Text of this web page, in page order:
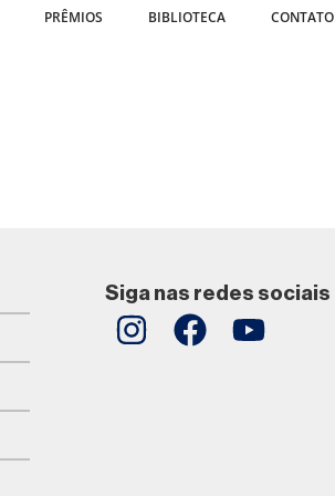
PRÊMIOS BIBLIOTECA CONTATO
Siga nas redes sociais